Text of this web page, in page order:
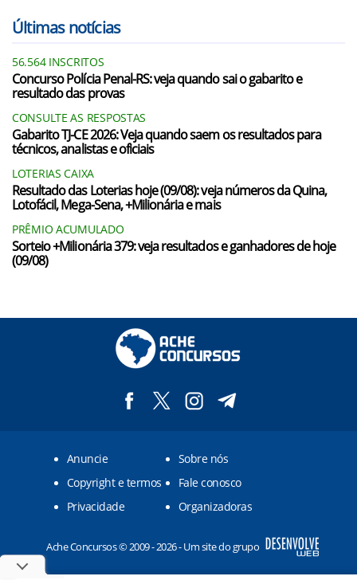
Últimas notícias
56.564 INSCRITOS
Concurso Polícia Penal-RS: veja quando sai o gabarito e
resultado das provas
CONSULTE AS RESPOSTAS
Gabarito TJ-CE 2026: Veja quando saem os resultados para
técnicos, analistas e oficiais
LOTERIAS CAIXA
Resultado das Loterias hoje (09/08): veja números da Quina,
Lotofácil, Mega-Sena, +Milionária e mais
PRÊMIO ACUMULADO
Sorteio +Milionária 379: veja resultados e ganhadores de hoje
(09/08)
Anuncie
Sobre nós
Copyright e termos
Fale conosco
Privacidade
Organizadoras
Ache Concursos © 2009 - 2026 - Um site do grupo